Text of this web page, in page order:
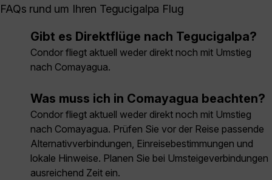
FAQs rund um Ihren Tegucigalpa Flug
Gibt es Direktflüge nach Tegucigalpa?
Condor fliegt aktuell weder direkt noch mit Umstieg
nach Comayagua.
Was muss ich in Comayagua beachten?
Condor fliegt aktuell weder direkt noch mit Umstieg
nach Comayagua. Prüfen Sie vor der Reise passende
Alternativverbindungen, Einreisebestimmungen und
lokale Hinweise. Planen Sie bei Umsteigeverbindungen
ausreichend Zeit ein.